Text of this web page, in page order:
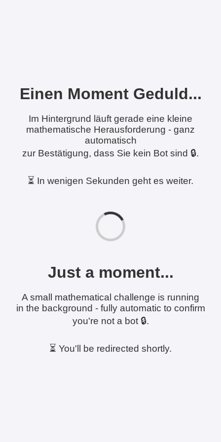
Einen Moment Geduld...
Im Hintergrund läuft gerade eine kleine
mathematische Herausforderung - ganz
automatisch
zur Bestätigung, dass Sie kein Bot sind 🔒.
⏳ In wenigen Sekunden geht es weiter.
Just a moment...
A small mathematical challenge is running
in the background - fully automatic to confirm
you're not a bot 🔒.
⏳ You'll be redirected shortly.